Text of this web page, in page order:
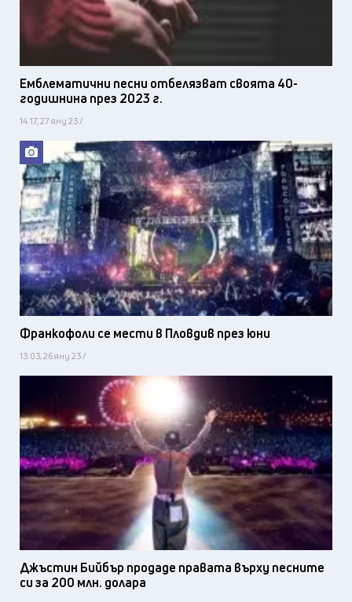
Емблематични песни отбелязват своята 40-
годишнина през 2023 г.
14:17, 27 яну 23 /
Франкофоли се мести в Пловдив през юни
13:03, 26 яну 23 /
Джъстин Бийбър продаде правата върху песните
си за 200 млн. долара